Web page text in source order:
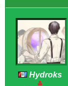
Hydroks